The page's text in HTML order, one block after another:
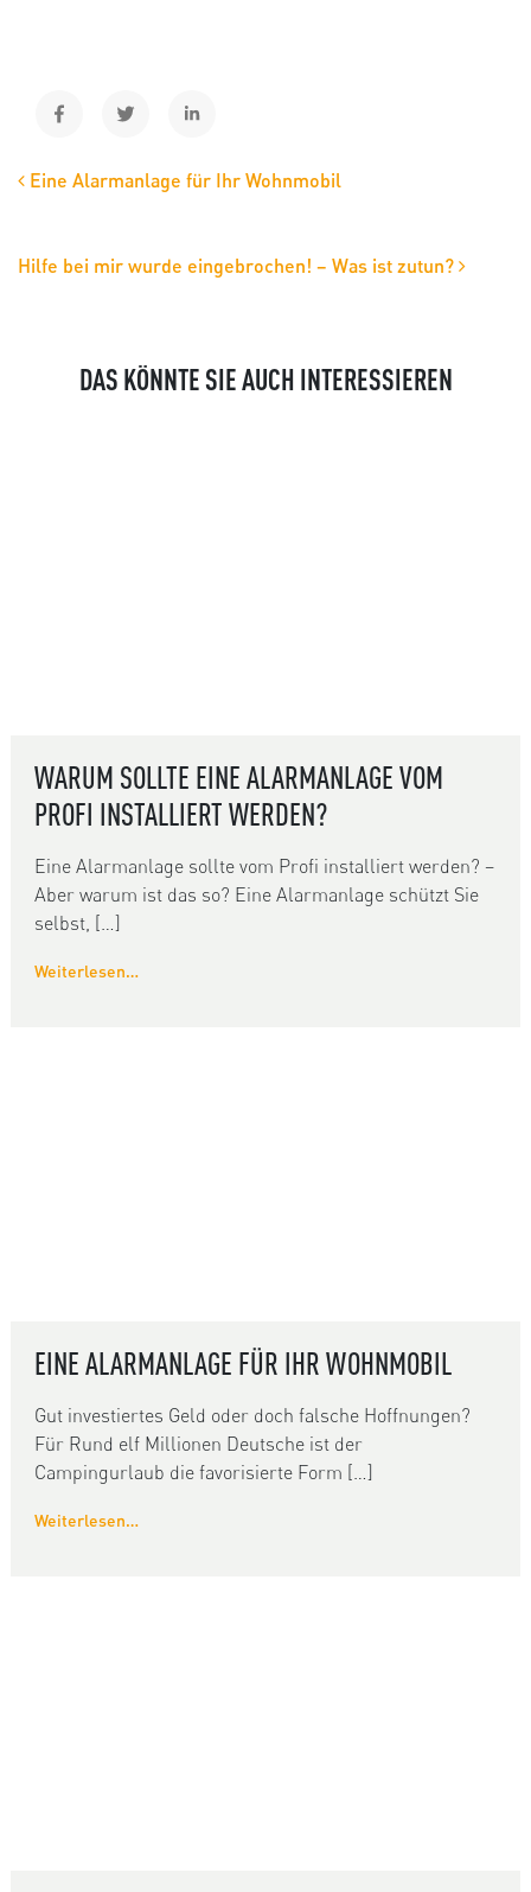
Eine Alarmanlage für Ihr Wohnmobil
Hilfe bei mir wurde eingebrochen! – Was ist zutun?
DAS KÖNNTE SIE AUCH INTERESSIEREN
WARUM SOLLTE EINE ALARMANLAGE VOM
PROFI INSTALLIERT WERDEN?
Eine Alarmanlage sollte vom Profi installiert werden? –
Aber warum ist das so? Eine Alarmanlage schützt Sie
selbst, […]
Weiterlesen…
EINE ALARMANLAGE FÜR IHR WOHNMOBIL
Gut investiertes Geld oder doch falsche Hoffnungen?
Für Rund elf Millionen Deutsche ist der
Campingurlaub die favorisierte Form […]
Weiterlesen…